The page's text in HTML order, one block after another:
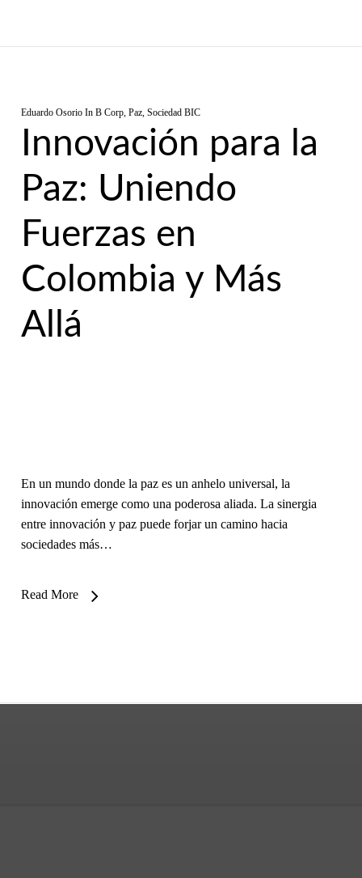
Eduardo Osorio In B Corp, Paz, Sociedad BIC
Innovación para la
Paz: Uniendo
Fuerzas en
Colombia y Más
Allá
En un mundo donde la paz es un anhelo universal, la
innovación emerge como una poderosa aliada. La sinergia
entre innovación y paz puede forjar un camino hacia
sociedades más…
Read More